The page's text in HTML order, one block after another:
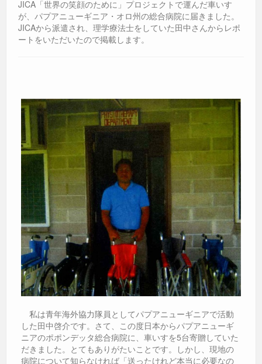
JICA「世界の笑顔のために」プロジェクトで運んだ車いす
が、パプアニューギニア・オロ州の総合病院に届きました。
JICAから派遣され、理学療法士をしていた田中さんからレポ
ートをいただいたので掲載します。
私は青年海外協力隊員としてパプアニューギニアで活動
した田中啓介です。さて、この度日本からパプアニューギ
ニアのポポンデッタ総合病院に、車いすを5台寄贈していた
だきました。とてもありがたいことです。しかし、現地の
病院について知らなければ「送ったけれど本当に必要なの